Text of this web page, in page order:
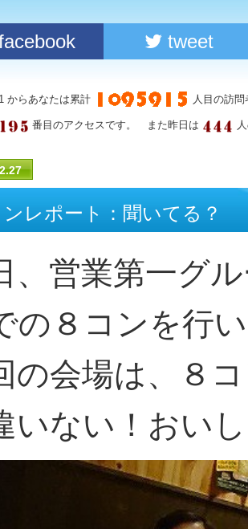
tweet
からあなたは累計 人目の訪
番目のアクセスです。 また昨日は
ンレポート：聞いてる？
、営業第一グ
の８コンを行
の会場は、８
いない！おい